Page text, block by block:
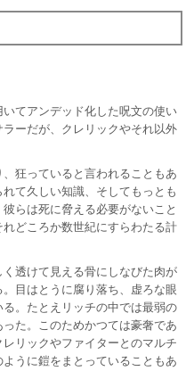
てアンデッド化した呪文の使い
ーだが、クレリックやそれ以外
狂っていると言われることもあ
て久しい知識、そしてもっとも
らは死に脅える必要がないこと
どころか数世紀にすらわたる計
透けて見える骨にしなびた肉が
目はとうに腐り落ち、虚ろな眼
。たとえリッチの中では最弱の
た。このためかつては豪奢であ
リックやファイターとのマルチ
うに鎧をまとっていることもあ